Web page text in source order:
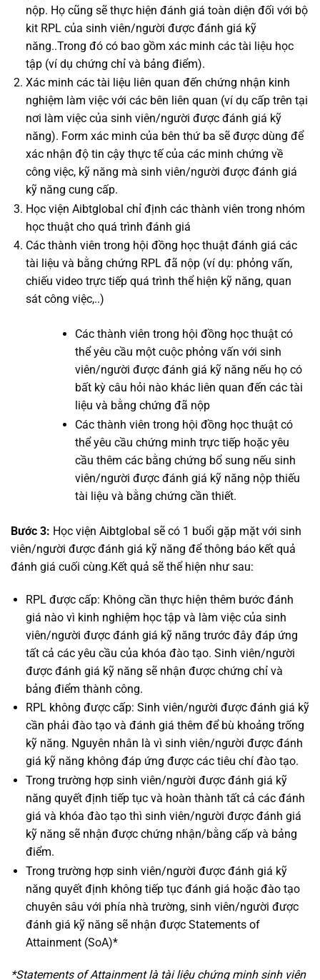
nộp. Họ cũng sẽ thực hiện đánh giá toàn diện đối với bộ
kit RPL của sinh viên/người được đánh giá kỹ
năng..Trong đó có bao gồm xác minh các tài liệu học
tập (ví dụ chứng chỉ và bảng điểm).
Xác minh các tài liệu liên quan đến chứng nhận kinh
nghiệm làm việc với các bên liên quan (ví dụ cấp trên tại
nơi làm việc của sinh viên/người được đánh giá kỹ
năng). Form xác minh của bên thứ ba sẽ được dùng để
xác nhận độ tin cậy thực tế của các minh chứng về
công việc, kỹ năng mà sinh viên/người được đánh giá
kỹ năng cung cấp.
Học viện Aibtglobal chỉ định các thành viên trong nhóm
học thuật cho quá trình đánh giá
Các thành viên trong hội đồng học thuật đánh giá các
tài liệu và bằng chứng RPL đã nộp (ví dụ: phỏng vấn,
chiếu video trực tiếp quá trình thể hiện kỹ năng, quan
sát công việc,..)
Các thành viên trong hội đồng học thuật có
thể yêu cầu một cuộc phỏng vấn với sinh
viên/người được đánh giá kỹ năng nếu họ có
bất kỳ câu hỏi nào khác liên quan đến các tài
liệu và bằng chứng đã nộp
Các thành viên trong hội đồng học thuật có
thể yêu cầu chứng minh trực tiếp hoặc yêu
cầu thêm các bằng chứng bổ sung nếu sinh
viên/người được đánh giá kỹ năng nộp thiếu
tài liệu và bằng chứng cần thiết.
Bước 3: Học viện Aibtglobal sẽ có 1 buổi gặp mặt với sinh
viên/người được đánh giá kỹ năng để thông báo kết quả
đánh giá cuối cùng.Kết quả sẽ thể hiện như sau:
RPL được cấp: Không cần thực hiện thêm bước đánh
giá nào vì kinh nghiệm học tập và làm việc của sinh
viên/người được đánh giá kỹ năng trước đây đáp ứng
tất cả các yêu cầu của khóa đào tạo. Sinh viên/người
được đánh giá kỹ năng sẽ nhận được chứng chỉ và
bảng điểm thành công.
RPL không được cấp: Sinh viên/người được đánh giá kỹ
cần phải đào tạo và đánh giá thêm để bù khoảng trống
kỹ năng. Nguyên nhân là vì sinh viên/người được đánh
giá kỹ năng không đáp ứng được các tiêu chí đào tạo.
Trong trường hợp sinh viên/người được đánh giá kỹ
năng quyết định tiếp tục và hoàn thành tất cả các đánh
giá và khóa đào tạo thì sinh viên/người được đánh giá
kỹ năng sẽ nhận được chứng nhận/bằng cấp và bảng
điểm.
Trong trường hợp sinh viên/người được đánh giá kỹ
năng quyết định không tiếp tục đánh giá hoặc đào tạo
chuyên sâu với phía nhà trường, sinh viên/người được
đánh giá kỹ năng sẽ nhận được Statements of
Attainment (SoA)*
*Statements of Attainment là tài liệu chứng minh sinh viên